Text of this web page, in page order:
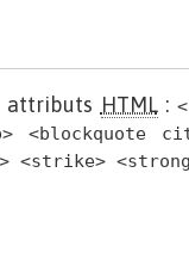
attributs HTML:
<blockquote
<strike>